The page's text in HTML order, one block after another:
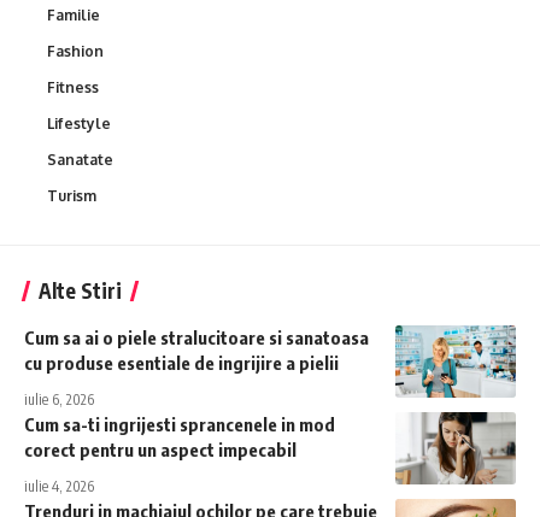
Familie
Fashion
Fitness
Lifestyle
Sanatate
Turism
Alte Stiri
Cum sa ai o piele stralucitoare si sanatoasa
cu produse esentiale de ingrijire a pielii
iulie 6, 2026
Cum sa-ti ingrijesti sprancenele in mod
corect pentru un aspect impecabil
iulie 4, 2026
Trenduri in machiajul ochilor pe care trebuie